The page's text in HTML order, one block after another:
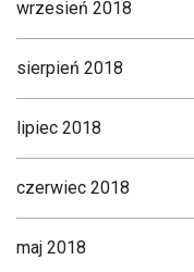
wrzesień 2018
sierpień 2018
lipiec 2018
czerwiec 2018
maj 2018